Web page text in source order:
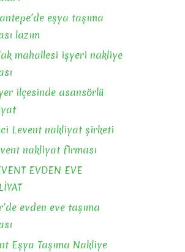
eşya taşıma
lazım
mahallesi işyeri nakliye
ilçesinde asansörlü
Levent nakliyat şirketi
nakliyat firması
EVDEN EVE
evden eve taşıma
Eşya Taşıma Nakliye